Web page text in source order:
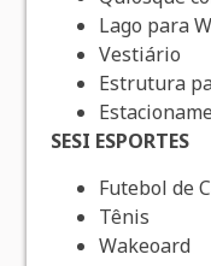
Lago para
Vestiário
Estrutura
SESI ESPORTES
Futebol de
Tênis
Wakeoard